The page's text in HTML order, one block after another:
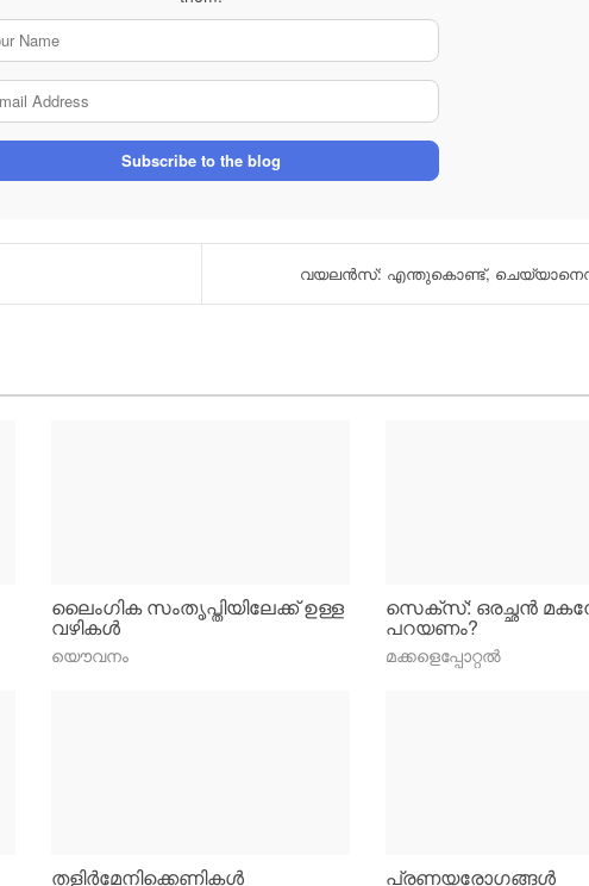
Subscribe to the blog
വയലന്‍സ്: എന്തുകൊണ്ട്,
ലൈംഗിക സംതൃപ്തിയിലേക്ക് ഉള്ള
വഴികള്‍
യൌവനം
സെക്സ്: ഒരച്ഛന്‍
പറയണം?
മക്കളെപ്പോറ്റല്‍
തളിര്‍മേനിക്കെണികള്‍ പ്രണയരോഗങ്ങള്‍